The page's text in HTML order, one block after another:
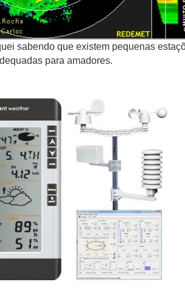
sabendo que existem pequenas
para amadores.